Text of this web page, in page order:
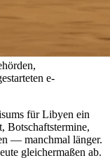
e-
für Libyen ein
Botschaftstermine,
— manchmal länger.
gleichermaßen ab.